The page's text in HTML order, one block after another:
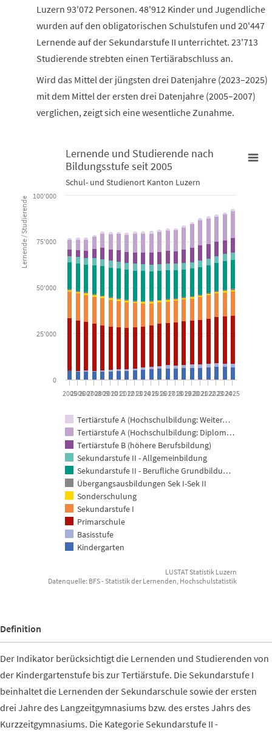
Luzern 93'072 Personen. 48'912 Kinder und Jugendliche
wurden auf den obligatorischen Schulstufen und 20'447
Lernende auf der Sekundarstufe II unterrichtet. 23'713
Studierende strebten einen Tertiärabschluss an.
Wird das Mittel der jüngsten drei Datenjahre (2023–2025)
mit dem Mittel der ersten drei Datenjahre (2005–2007)
verglichen, zeigt sich eine wesentliche Zunahme.
Lernende und Studierende nach Bildungsstufe seit 2005
Schul- und Studienort Kanton Luzern
View as data table, Lernende und Studierende nach
The chart has 1 X axis displaying categories.
The chart has 1 Y axis displaying Lernende / Studierende. Data
Lernende / Studierende
Lernende und Studierende nach
Bildungsstufe seit 2005
Schul- und Studienort Kanton Luzern
Tertiärstufe A (Hochschulbildung: Weiter…
Tertiärstufe A (Hochschulbildung: Diplom…
Tertiärstufe B (höhere Berufsbildung)
Sekundarstufe II - Allgemeinbildung
Sekundarstufe II - Berufliche Grundbildu…
Übergangsausbildungen Sek I-Sek II
Sonderschulung
Sekundarstufe I
Primarschule
Basisstufe
Kindergarten
200520062007200820092010201120122013201420152016201720182019202020212022202320242025
0
25'000
50'000
75'000
100'000
LUSTAT Statistik Luzern
Datenquelle: BFS - Statistik der Lernenden, Hochschulstatistik
Definition
Der Indikator berücksichtigt die Lernenden und Studierenden von
der Kindergartenstufe bis zur Tertiärstufe. Die Sekundarstufe I
beinhaltet die Lernenden der Sekundarschule sowie der ersten
drei Jahre des Langzeitgymnasiums bzw. des erstes Jahrs des
Kurzzeitgymnasiums. Die Kategorie Sekundarstufe II -